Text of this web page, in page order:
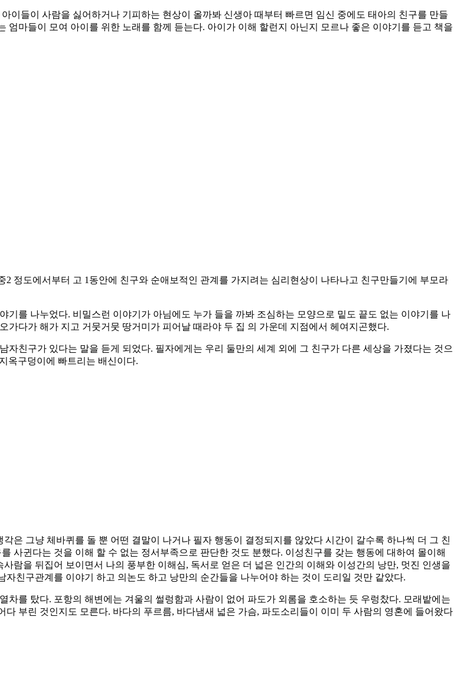
이들이 사람을 싫어하거나 기피하는 현상이 올까봐 신생아 때부터 빠르면 임신 중에도 태아의 친구를 만들
마들이 모여 아이를 위한 노래를 함께 듣는다. 아이가 이해 할런지 아닌지 모르나 좋은 이야기를 듣고 책을
정도에서부터 고 1동안에 친구와 순애보적인 관계를 가지려는 심리현상이 나타나고 친구만들기에 부모라
를 나누었다. 비밀스런 이야기가 아님에도 누가 들을 까봐 조심하는 모양으로 밑도 끝도 없는 이야기를 나
다가 해가 지고 거뭇거뭇 땅거미가 피어날 때라야 두 집 의 가운데 지점에서 헤여지곤했다.
친구가 있다는 말을 듣게 되었다. 필자에게는 우리 둘만의 세계 외에 그 친구가 다른 세상을 가졌다는 것으
옥구덩이에 빠트리는 배신이다.
은 그냥 체바퀴를 돌 뿐 어떤 결말이 나거나 필자 행동이 결정되지를 않았다 시간이 갈수록 하나씩 더 그 친
사귄다는 것을 이해 할 수 없는 정서부족으로 판단한 것도 분했다. 이성친구를 갖는 행동에 대하여 몰이해
람을 뒤집어 보이면서 나의 풍부한 이해심, 독서로 얻은 더 넓은 인간의 이해와 이성간의 낭만, 멋진 인생을
친구관계를 이야기 하고 의논도 하고 낭만의 순간들을 나누어야 하는 것이 도리일 것만 같았다.
를 탔다. 포항의 해변에는 겨울의 썰렁함과 사람이 없어 파도가 외롬을 호소하는 듯 우렁찼다. 모래밭에는
부린 것인지도 모른다. 바다의 푸르름, 바다냄새 넓은 가슴, 파도소리들이 이미 두 사람의 영혼에 들어왔다